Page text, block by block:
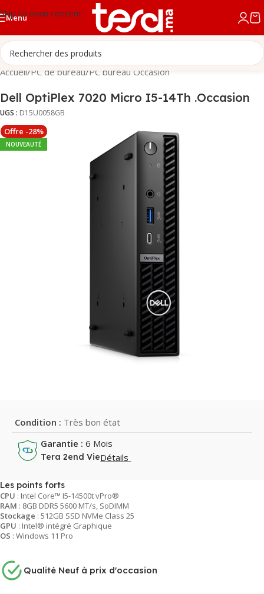
Skip to main content
Menu
Accueil/PC de bureau/PC bureau Occasion
Dell OptiPlex 7020 Micro I5-14Th .Occasion
UGS : D15U0058GB
Offre -28%
NOUVEAUTÉ
Condition : Très bon état
Garantie : 6 Mois
Tera 2end VieDétails
Les points forts
CPU : Intel Core™ I5-14500t vPro®
RAM : 8GB DDR5 5600 MT/s, SoDIMM
Stockage : 512GB SSD NVMe Class 25
GPU : Intel® intégré Graphique
OS : Windows 11 Pro
Qualité Neuf à prix d'occasion